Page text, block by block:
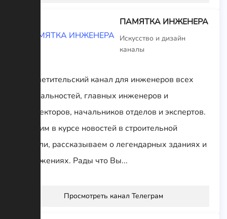
ПАМЯТКА ИНЖЕНЕРА
Искусство и дизайн
каналы
Просветительский канал для инженеров всех
специальностей, главных инженеров и
архитекторов, начальников отделов и экспертов.
Держим в курсе новостей в строительной
отрасли, рассказываем о легендарных зданиях и
сооружениях. Рады что Вы...
Просмотреть канал Телеграм